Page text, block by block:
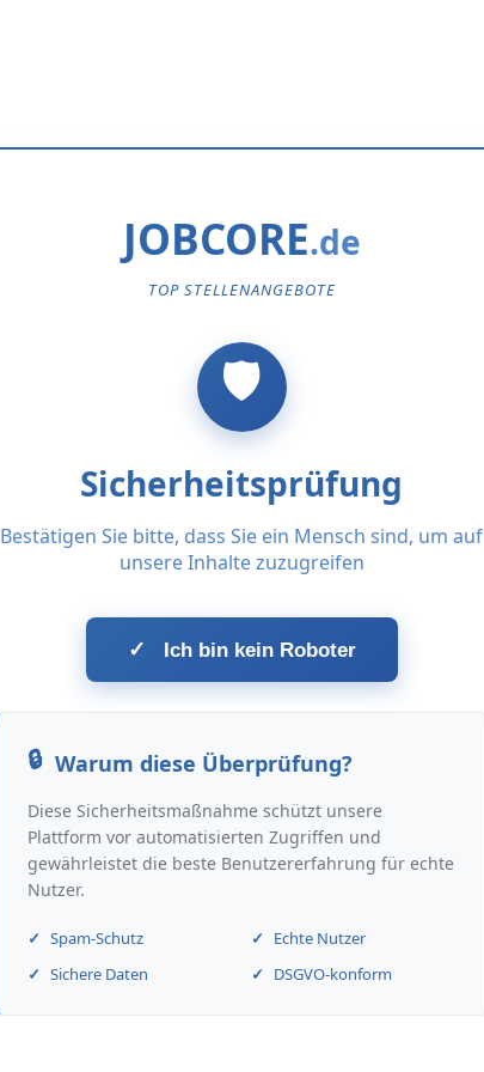
JOBCORE
TOP STELLENANGEBOTE
Sicherheitsprüfung
Bestätigen Sie bitte, dass Sie ein Mensch sind, um auf
unsere Inhalte zuzugreifen
✓ Ich bin kein Roboter
Warum diese Überprüfung?
Diese Sicherheitsmaßnahme schützt unsere
Plattform vor automatisierten Zugriffen und
gewährleistet die beste Benutzererfahrung für echte
Nutzer.
Spam-Schutz
Echte Nutzer
Sichere Daten
DSGVO-konform